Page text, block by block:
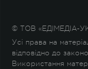
© ТОВ «ЕДІМЕДІА-
Усі права на
відповідно до
Використання